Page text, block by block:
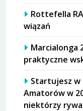
Rottefella
wiązań
Marcialonga
praktyczne
Startujesz w
Amatorów w
niektórzy